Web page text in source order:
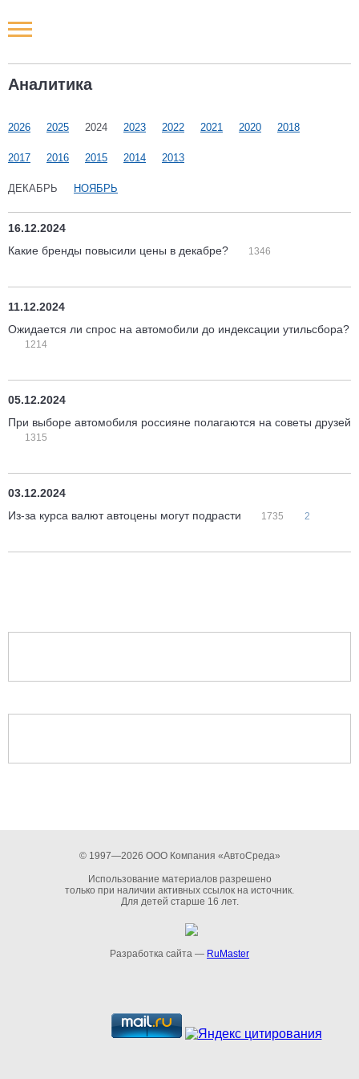
Аналитика
2026 2025 2024 2023 2022 2021 2020 2018
2017 2016 2015 2014 2013
ДЕКАБРЬ НОЯБРЬ
16.12.2024
Какие бренды повысили цены в декабре?
1346
11.12.2024
Ожидается ли спрос на автомобили до индексации утильсбора?
1214
05.12.2024
При выборе автомобиля россияне полагаются на советы друзей
1315
03.12.2024
Из-за курса валют автоцены могут подрасти
1735 2
© 1997—2026 ООО Компания «АвтоСреда»
Использование материалов разрешено
только при наличии активных ссылок на источник.
Для детей старше 16 лет.
Разработка сайта — RuMaster
Новости РФ
Наши мероприятия
Статьи